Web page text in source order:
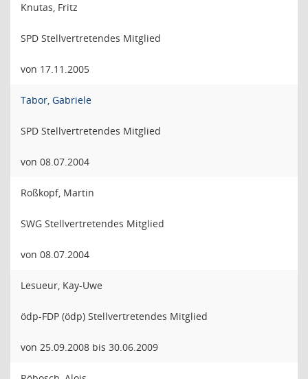
Knutas, Fritz
SPD Stellvertretendes Mitglied
von 17.11.2005
Tabor, Gabriele
SPD Stellvertretendes Mitglied
von 08.07.2004
Roßkopf, Martin
SWG Stellvertretendes Mitglied
von 08.07.2004
Lesueur, Kay-Uwe
ödp-FDP (ödp) Stellvertretendes Mitglied
von 25.09.2008 bis 30.06.2009